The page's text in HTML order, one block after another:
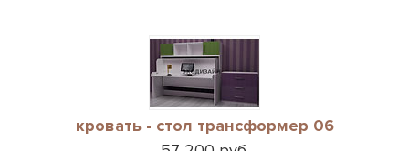
кровать - стол трансформер 06